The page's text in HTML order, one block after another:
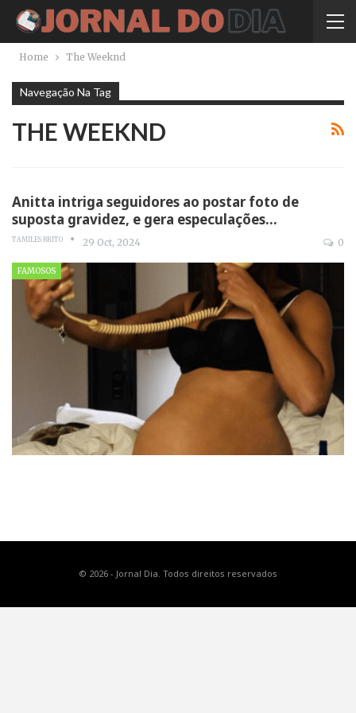
Home The Weeknd
Navegação Na Tag
THE WEEKND
Anitta intriga seguidores ao postar foto de
suposta gravidez, e gera especulações…
TAMILES BRITO 29 Oct, 2024 0
FAMOSOS
© 2026 - Jornal Dia. Todos direitos reservados